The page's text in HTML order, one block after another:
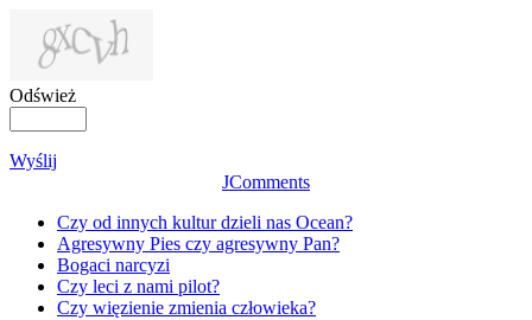
Odśwież
Wyślij
JComments
Czy od innych kultur dzieli nas Ocean?
Agresywny Pies czy agresywny Pan?
Bogaci narcyzi
Czy leci z nami pilot?
Czy więzienie zmienia człowieka?